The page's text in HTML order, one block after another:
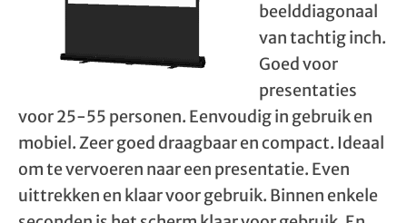
beelddiagonaal
van tachtig inch.
Goed voor
presentaties
voor 25-55 personen. Eenvoudig in gebruik en
mobiel. Zeer goed draagbaar en compact. Ideaal
om te vervoeren naar een presentatie. Even
uittrekken en klaar voor gebruik. Binnen enkele